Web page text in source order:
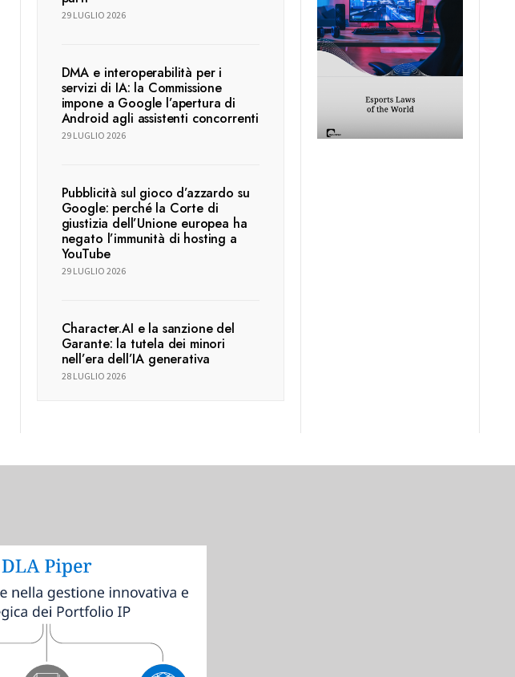
29 LUGLIO 2026
DMA e interoperabilità per i
servizi di IA: la Commissione
impone a Google l’apertura di
Android agli assistenti concorrenti
29 LUGLIO 2026
Pubblicità sul gioco d’azzardo su
Google: perché la Corte di
giustizia dell’Unione europea ha
negato l’immunità di hosting a
YouTube
29 LUGLIO 2026
Character.AI e la sanzione del
Garante: la tutela dei minori
nell’era dell’IA generativa
28 LUGLIO 2026